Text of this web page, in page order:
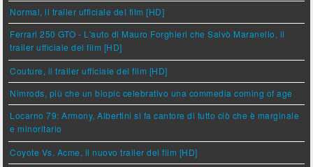
Normal, il trailer ufficiale del film [HD]
Ferrari 250 GTO - L'auto di Mauro Forghieri che Salvò Maranello, il
trailer ufficiale del film [HD]
Couture, il trailer ufficiale del film [HD]
Nimrods, più che un biopic celebrativo una commedia coming of age
Locarno 79: Armony, Albertini si fa cantore di tutto ciò che è marginale
e minoritario
Coyote Vs. Acme, il nuovo trailer del film [HD]